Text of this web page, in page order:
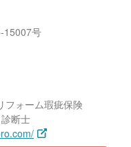
15007号
フォーム瑕疵保険
断士